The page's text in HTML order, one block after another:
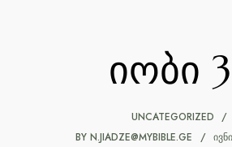
იობი
UNCATEGORIZED
BY N.JIADZE@MYBIBLE.GE